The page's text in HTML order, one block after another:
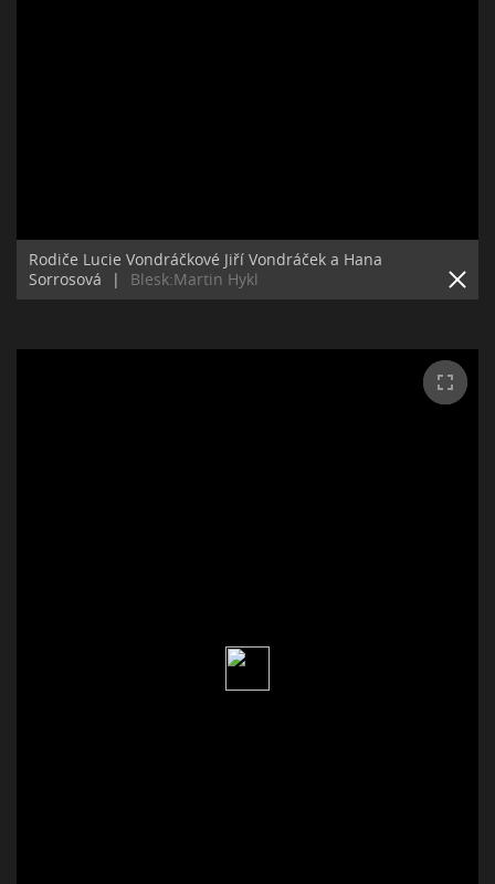
Rodiče Lucie Vondráčkové Jiří Vondráček a Hana
Sorrosová
| Blesk:Martin Hykl